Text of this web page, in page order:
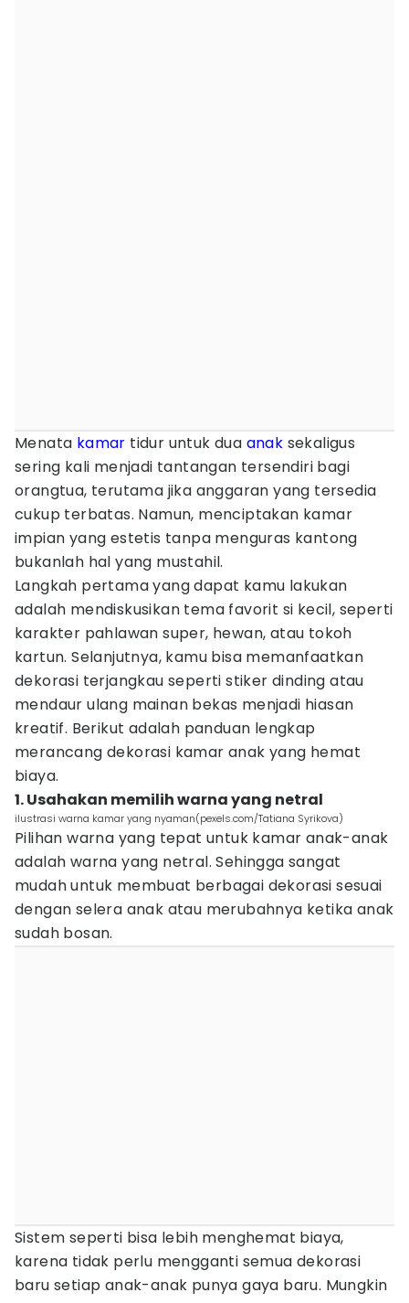
Menata kamar tidur untuk dua anak sekaligus
sering kali menjadi tantangan tersendiri bagi
orangtua, terutama jika anggaran yang tersedia
cukup terbatas. Namun, menciptakan kamar
impian yang estetis tanpa menguras kantong
bukanlah hal yang mustahil.
Langkah pertama yang dapat kamu lakukan
adalah mendiskusikan tema favorit si kecil, seperti
karakter pahlawan super, hewan, atau tokoh
kartun. Selanjutnya, kamu bisa memanfaatkan
dekorasi terjangkau seperti stiker dinding atau
mendaur ulang mainan bekas menjadi hiasan
kreatif. Berikut adalah panduan lengkap
merancang dekorasi kamar anak yang hemat
biaya.
1. Usahakan memilih warna yang netral
ilustrasi warna kamar yang nyaman(pexels.com/Tatiana Syrikova)
Pilihan warna yang tepat untuk kamar anak-anak
adalah warna yang netral. Sehingga sangat
mudah untuk membuat berbagai dekorasi sesuai
dengan selera anak atau merubahnya ketika anak
sudah bosan.
Sistem seperti bisa lebih menghemat biaya,
karena tidak perlu mengganti semua dekorasi
baru setiap anak-anak punya gaya baru. Mungkin